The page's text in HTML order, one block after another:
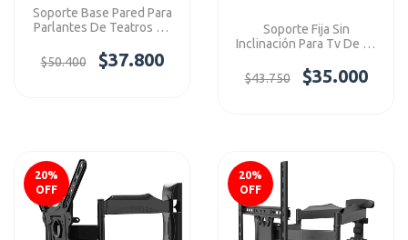
Soporte Base Pared Para
Parlantes De Teatros En
$50.400
$37.800
Soporte Fija Sin
Inclinación Para Tv De 32
$43.750
$35.000
20%
OFF
20%
OFF